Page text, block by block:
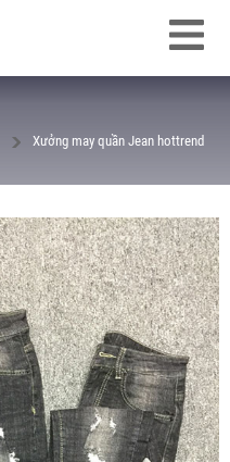
Xưởng may quần Jean hottrend